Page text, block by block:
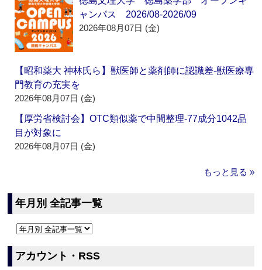
ャンパス 2026/08-2026/09
2026年08月07日 (金)
【昭和薬大 神林氏ら】獣医師と薬剤師に認識差‐獣医療専
門教育の充実を
2026年08月07日 (金)
【厚労省検討会】OTC類似薬で中間整理‐77成分1042品
目が対象に
2026年08月07日 (金)
もっと見る »
年月別 全記事一覧
アカウント・RSS